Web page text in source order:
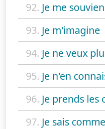
92. Je me
93. Je m'imagine
94. Je ne veux
95. Je n'en
96. Je prends les
97. Je sais